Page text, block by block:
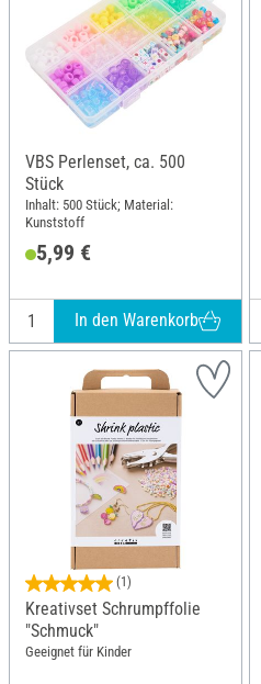
VBS Perlenset, ca. 500
Stück
Inhalt: 500 Stück; Material:
Kunststoff
5,99 €
In den Warenkorb
(1)
Kreativset Schrumpffolie
"Schmuck"
Geeignet für Kinder